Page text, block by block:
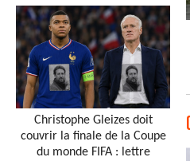
Christophe Gleizes doit
couvrir la finale de la Coupe
du monde FIFA : lettre